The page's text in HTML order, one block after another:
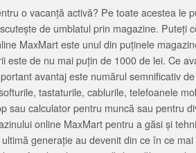
o vacanță activă? Pe toate acestea le
de umblatul prin magazine. Puteți
MaxMart este unul din puținele
de nu mai puțin de 1000 de lei. Ce
avantaj este numărul semnificativ
tastaturile, cablurile, telefoanele
calculator pentru muncă sau pentru
online MaxMart pentru a găsi și
generație au devenit din ce în ce